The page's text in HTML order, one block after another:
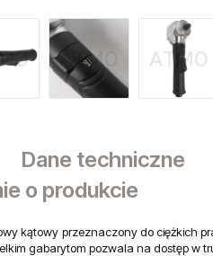
Dane techniczne
o produkcie
kątowy przeznaczony do ciężkich
gabarytom pozwala na dostęp w